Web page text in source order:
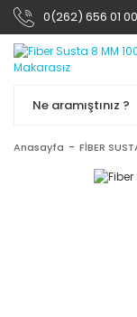
0(262) 656 01 00
Anasayfa FİBER